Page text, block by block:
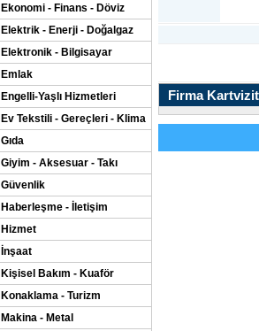
Ekonomi - Finans - Döviz
Elektrik - Enerji - Doğalgaz
Elektronik - Bilgisayar
Emlak
Engelli-Yaşlı Hizmetleri
Ev Tekstili - Gereçleri - Klima
Gıda
Giyim - Aksesuar - Takı
Güvenlik
Haberleşme - İletişim
Hizmet
İnşaat
Kişisel Bakım - Kuaför
Konaklama - Turizm
Makina - Metal
Firma